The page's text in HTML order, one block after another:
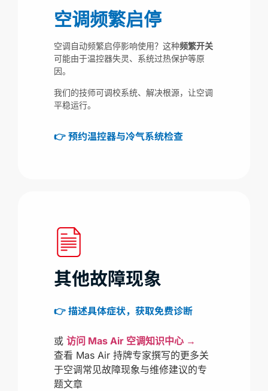
空调频繁启停
空调自动频繁启停影响使用？这种频繁开关
可能由于温控器失灵、系统过热保护等原
因。
我们的技师可调校系统、解决根源，让空调
平稳运行。
👉 预约温控器与冷气系统检查
其他故障现象
👉 描述具体症状，获取免费诊断
或 访问 Mas Air 空调知识中心 →
查看 Mas Air 持牌专家撰写的更多关
于空调常见故障现象与维修建议的专
题文章